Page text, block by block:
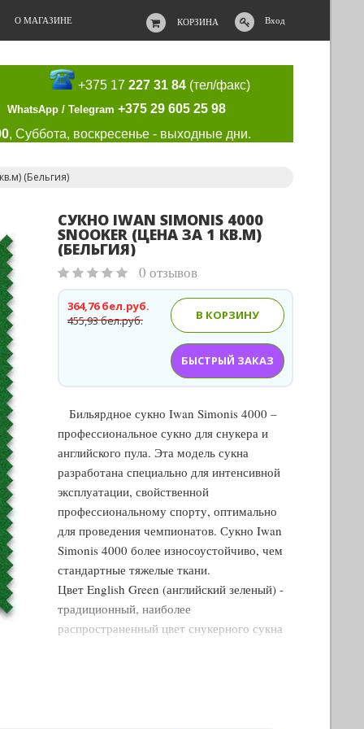
КОРЗИНА Вход
О МАГАЗИНЕ
+375 17227 31 84 (тел/факс)
WhatsApp / Telegram +375 29 605 25 98
, Суббота, воскресенье - выходные дни.
(Бельгия)
СУКНО IWAN SIMONIS 4000
SNOOKER (ЦЕНА ЗА 1 КВ.М)
(БЕЛЬГИЯ)
0 отзывов
455,93 бел.руб.
364,76 бел.руб.
В КОРЗИНУ
БЫСТРЫЙ ЗАКАЗ
Бильярдное сукно Iwan Simonis 4000 –
профессиональное сукно для снукера и
английского пула. Эта модель сукна
разработана специально для интенсивной
эксплуатации, свойственной
профессиональному спорту, оптимально
для проведения чемпионатов. Сукно Iwan
Simonis 4000 более износоустойчиво, чем
стандартные тяжелые ткани.
Цвет English Green (английский зеленый) -
традиционный, наиболее
распространенный цвет снукерного сукна